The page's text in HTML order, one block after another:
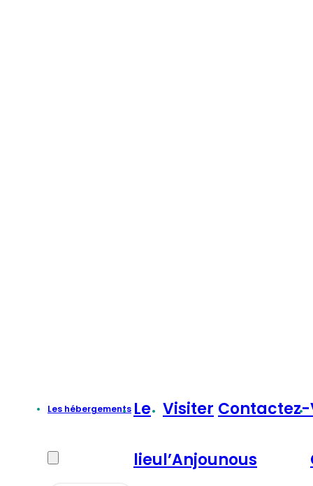
Les hébergements Le
lieu
Visiter
l’Anjou
Contactez-
nous